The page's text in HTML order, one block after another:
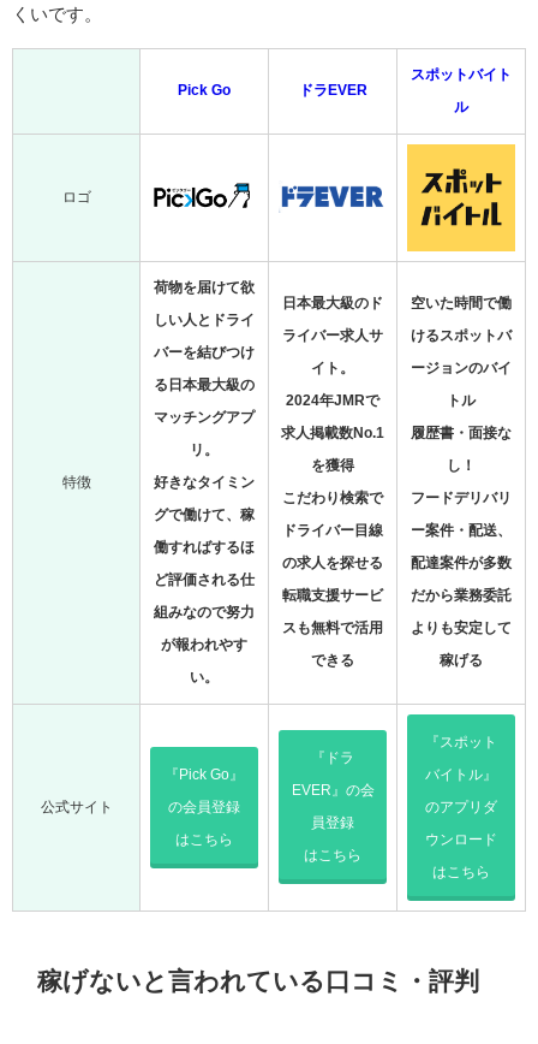
くいです。
Pick Go ドラEVER
スポットバイト
ル
ロゴ
特徴
荷物を届けて欲
しい人とドライ
バーを結びつけ
る日本最大級の
マッチングアプ
リ。
好きなタイミン
グで働けて、稼
働すればするほ
ど評価される仕
組みなので努力
が報われやす
い。
日本最大級のド
ライバー求人サ
イト。
2024年JMRで
求人掲載数No.1
を獲得
こだわり検索で
ドライバー目線
の求人を探せる
転職支援サービ
スも無料で活用
できる
空いた時間で働
けるスポットバ
ージョンのバイ
トル
履歴書・面接な
し！
フードデリバリ
ー案件・配送、
配達案件が多数
だから業務委託
よりも安定して
稼げる
公式サイト
『Pick Go』
の会員登録
はこちら
『ドラ
EVER』の会
員登録
はこちら
『スポット
バイトル』
のアプリダ
ウンロード
はこちら
稼げないと言われている口コミ・評判